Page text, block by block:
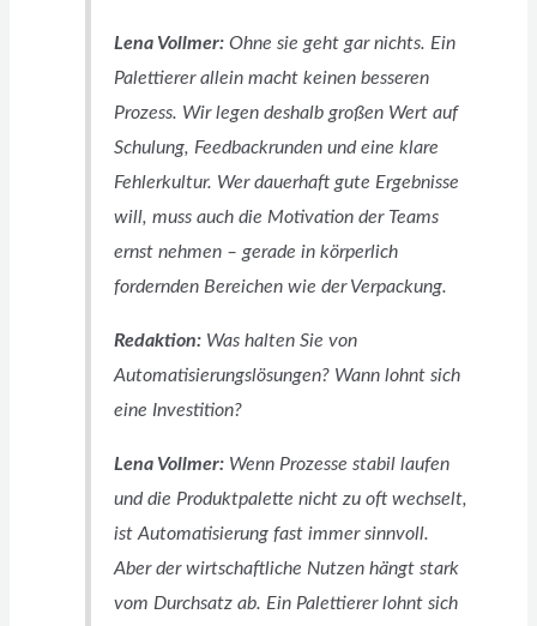
Lena Vollmer:Ohne sie geht gar nichts. Ein
Palettierer allein macht keinen besseren
Prozess. Wir legen deshalb großen Wert auf
Schulung, Feedbackrunden und eine klare
Fehlerkultur. Wer dauerhaft gute Ergebnisse
will, muss auch die Motivation der Teams
ernst nehmen – gerade in körperlich
fordernden Bereichen wie der Verpackung.
Redaktion:Was halten Sie von
Automatisierungslösungen? Wann lohnt sich
eine Investition?
Lena Vollmer:Wenn Prozesse stabil laufen
und die Produktpalette nicht zu oft wechselt,
ist Automatisierung fast immer sinnvoll.
Aber der wirtschaftliche Nutzen hängt stark
vom Durchsatz ab. Ein Palettierer lohnt sich